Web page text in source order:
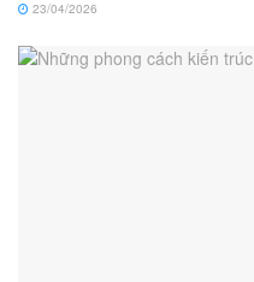
23/04/2026